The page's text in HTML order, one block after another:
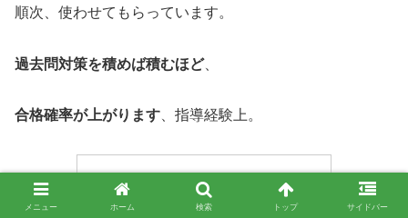
順次、使わせてもらっています。
過去問対策を積めば積むほど、
合格確率が上がります 、指導経験上。
メニュー ホーム 検索 トップ サイドバー